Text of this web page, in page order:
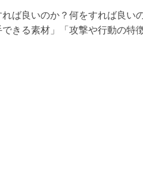
ば良いのか？何をすれば良い
きる素材」「攻撃や行動の特